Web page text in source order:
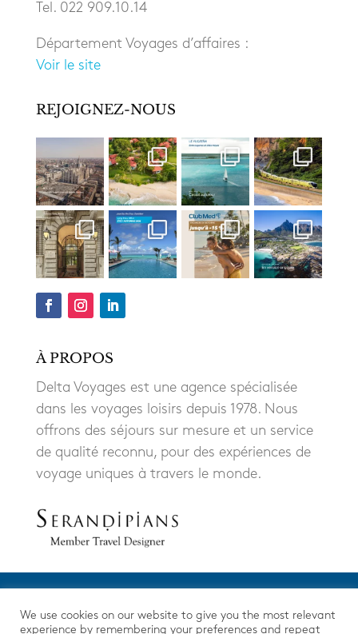
Tel. 022 909.10.14
Département Voyages d’affaires :
Voir le site
REJOIGNEZ-NOUS
À PROPOS
Delta Voyages est une agence spécialisée
dans les voyages loisirs depuis 1978. Nous
offrons des séjours sur mesure et un service
de qualité reconnu, pour des expériences de
voyage uniques à travers le monde.
We use cookies on our website to give you the most relevant
experience by remembering your preferences and repeat